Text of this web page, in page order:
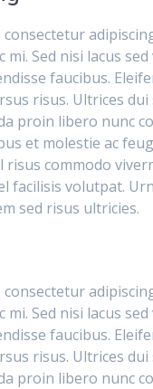
mi. Sed nisi lacus
faucibus.
risus. Ultrices
proin libero nunc
et molestie ac
commodo
facilisis volutpat.
sed risus ultricies.
mi. Sed nisi lacus
faucibus.
risus. Ultrices
proin libero nunc